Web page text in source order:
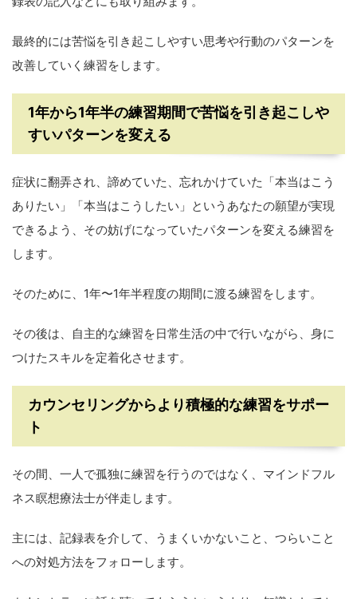
最終的には苦悩を引き起こしやすい思考や行動のパターンを
改善していく練習をします。
1年から1年半の練習期間で苦悩を引き起こしや
すいパターンを変える
症状に翻弄され、諦めていた、忘れかけていた「本当はこう
ありたい」「本当はこうしたい」というあなたの願望が実現
できるよう、その妨げになっていたパターンを変える練習を
します。
そのために、1年〜1年半程度の期間に渡る練習をします。
その後は、自主的な練習を日常生活の中で行いながら、身に
つけたスキルを定着化させます。
カウンセリングからより積極的な練習をサポー
ト
その間、一人で孤独に練習を行うのではなく、マインドフル
ネス瞑想療法士が伴走します。
主には、記録表を介して、うまくいかないこと、つらいこと
への対処方法をフォローします。